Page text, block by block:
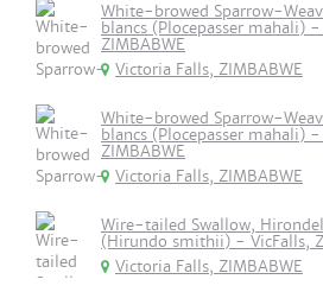
White-browed Sparrow-
blancs (Plocepasser mahali)
ZIMBABWE
Victoria Falls, ZIMBABWE
White-browed Sparrow-
blancs (Plocepasser mahali)
ZIMBABWE
Victoria Falls, ZIMBABWE
Wire-tailed Swallow,
(Hirundo smithii) - VicFalls,
Victoria Falls, ZIMBABWE